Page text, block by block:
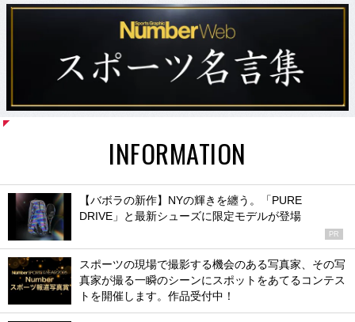
INFORMATION
【バボラの新作】NYの輝きを纏う。「PURE
DRIVE」と最新シューズに限定モデルが登場
PR
スポーツの現場で撮影する機会のある写真家、その写
真家が撮る一瞬のシーンにスポットをあてるコンテス
トを開催します。作品受付中！